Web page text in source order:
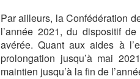
Par ailleurs, la Confédération
l’année 2021, du dispositif
avérée. Quant aux aides à
prolongation jusqu’à mai
maintien jusqu’à la fin de